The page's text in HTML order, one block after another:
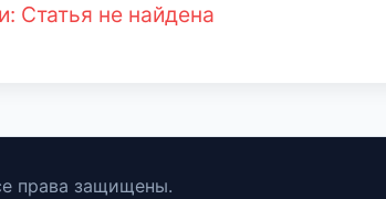
Статья не найдена
права защищены.